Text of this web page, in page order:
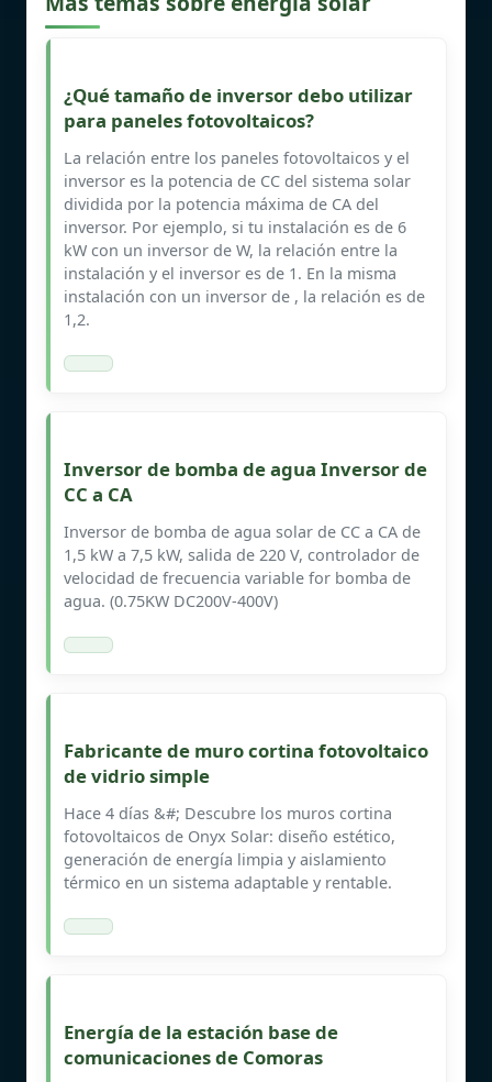
¿Qué tamaño de inversor debo utilizar
para paneles fotovoltaicos?
La relación entre los paneles fotovoltaicos y el
inversor es la potencia de CC del sistema solar
dividida por la potencia máxima de CA del
inversor. Por ejemplo, si tu instalación es de 6
kW con un inversor de W, la relación entre la
instalación y el inversor es de 1. En la misma
instalación con un inversor de , la relación es de
1,2.
Inversor de bomba de agua Inversor de
CC a CA
Inversor de bomba de agua solar de CC a CA de
1,5 kW a 7,5 kW, salida de 220 V, controlador de
velocidad de frecuencia variable for bomba de
agua. (0.75KW DC200V-400V)
Fabricante de muro cortina fotovoltaico
de vidrio simple
Hace 4 días &#; Descubre los muros cortina
fotovoltaicos de Onyx Solar: diseño estético,
generación de energía limpia y aislamiento
térmico en un sistema adaptable y rentable.
Energía de la estación base de
comunicaciones de Comoras